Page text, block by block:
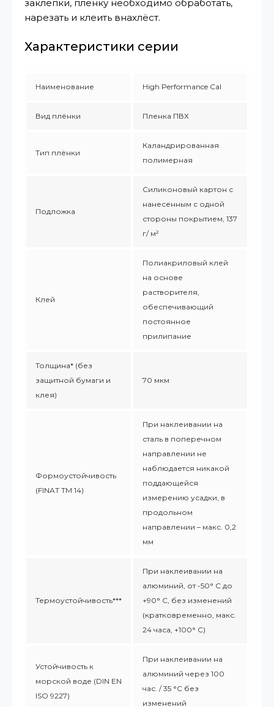
заклепки, пленку необходимо обработать,
нарезать и клеить внахлёст.
Характеристики серии
Наименование High Performance Cal
Вид плёнки Пленка ПВХ
Тип плёнки
Каландрированная
полимерная
Подложка
Силиконовый картон с
нанесенным с одной
стороны покрытием, 137
г/ м²
Клей
Полиакриловый клей
на основе
растворителя,
обеспечивающий
постоянное
прилипание
Толщина* (без
защитной бумаги и
клея)
70 мкм
Формоустойчивость
(FINAT TM 14)
При наклеивании на
сталь в поперечном
направлении не
наблюдается никакой
поддающейся
измерению усадки, в
продольном
направлении – макс. 0,2
мм
Термоустойчивость***
При наклеивании на
алюминий, от -50° С до
+90° С, без изменений
(кратковременно, макс.
24 часа, +100° С)
Устойчивость к
морской воде (DIN EN
ISO 9227)
При наклеивании на
алюминий через 100
час. / 35 °C без
изменений